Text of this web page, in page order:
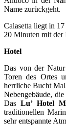
Name zurückgeht.
Calasetta liegt in
20 Minuten mit der
Hotel
Das von der
Toren des Ortes
herrliche Bucht
Nebengebäude,
Das Lu’ Hotel
traditionellen
sehr entspannte